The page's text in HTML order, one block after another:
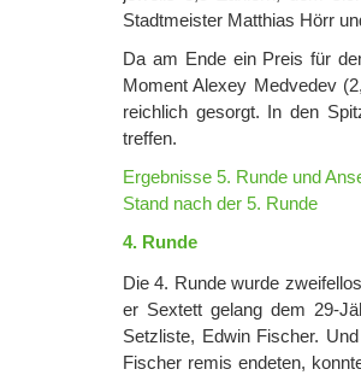
Stadtmeister Matthias Hörr
Da am Ende ein Preis für
Moment Alexey Medvedev
reichlich gesorgt. In den
treffen.
Ergebnisse 5. Runde und
Stand nach der 5. Runde
4. Runde
Die 4. Runde wurde
er Sextett gelang dem 29-
Setzliste, Edwin Fischer.
Fischer remis endeten,